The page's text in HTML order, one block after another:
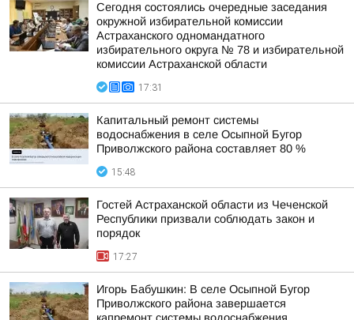
Сегодня состоялись очередные заседания
окружной избирательной комиссии
Астраханского одномандатного
избирательного округа № 78 и избирательной
комиссии Астраханской области
17:31
Капитальный ремонт системы
водоснабжения в селе Осыпной Бугор
Приволжского района составляет 80 %
15:48
Гостей Астраханской области из Чеченской
Республики призвали соблюдать закон и
порядок
17:27
Игорь Бабушкин: В селе Осыпной Бугор
Приволжского района завершается